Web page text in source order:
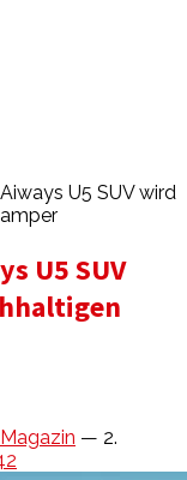
U5 SUV wird
U5 SUV
— 2.